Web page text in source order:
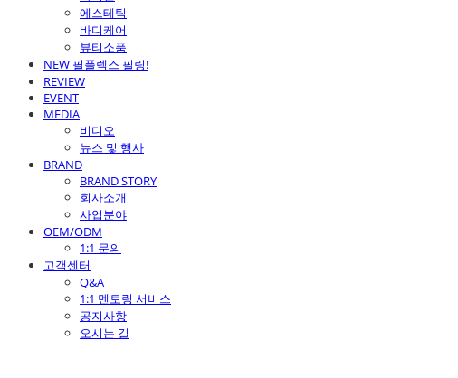
에스테틱
바디케어
뷰티소품
NEW 필플렉스 필링!
REVIEW
EVENT
MEDIA
비디오
뉴스 및 행사
BRAND
BRAND STORY
회사소개
사업분야
OEM/ODM
1:1 문의
고객센터
Q&A
1:1 멘토링 서비스
공지사항
오시는 길